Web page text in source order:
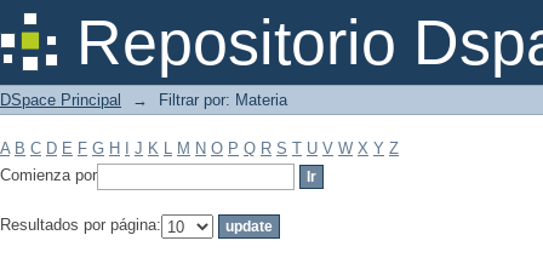
Repositorio
Filtrar por: Materia
DSpace Principal → Filtrar por: Materia
A B C D E F G H J K L M N O P Q R S T U V W X Y Z
Comienza por
Resultados por página: